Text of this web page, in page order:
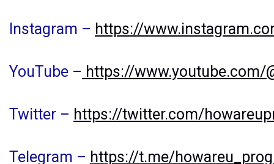
Instagram – https://
YouTube – https://www.youtube.com/
Twitter – https://twitter.com/
Telegram – https://t.me/